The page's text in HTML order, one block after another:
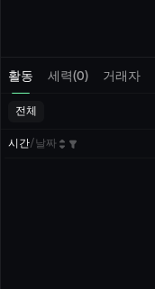
활동 세력(0) 거래자
전체
시간/날짜